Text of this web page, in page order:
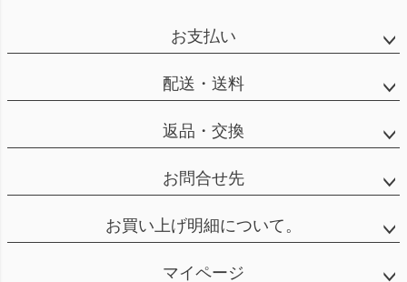
お支払い
配送・送料
返品・交換
お問合せ先
お買い上げ明細について。
マイページ